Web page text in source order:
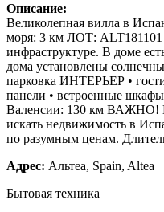
Описание:
Великолепная вилла в
моря: 3 км ЛОТ: ALT181101
инфраструктуре. В доме
дома установлены
парковка ИНТЕРЬЕР •
панели • встроенные
Валенсии: 130 км ВАЖНО!
искать недвижимость в
по разумным ценам.
Адрес: Альтеа, Spain, Altea
Бытовая техника